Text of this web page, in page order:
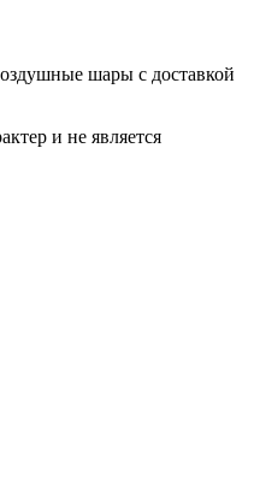
шары с доставкой
и не является